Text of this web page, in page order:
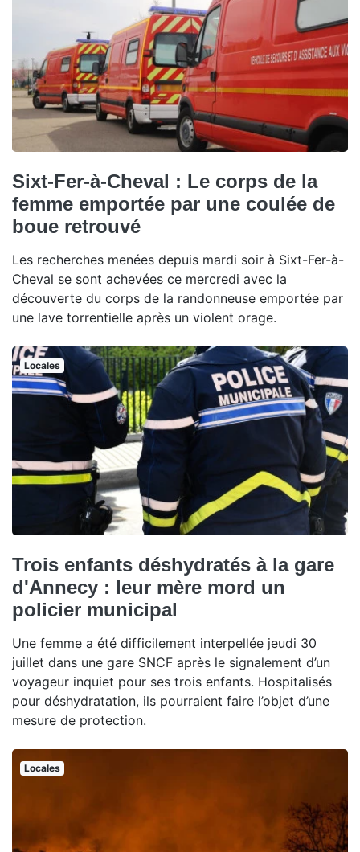
Sixt-Fer-à-Cheval : Le corps de la
femme emportée par une coulée de
boue retrouvé
Les recherches menées depuis mardi soir à Sixt-Fer-à-
Cheval se sont achevées ce mercredi avec la
découverte du corps de la randonneuse emportée par
une lave torrentielle après un violent orage.
Locales
Trois enfants déshydratés à la gare
d'Annecy : leur mère mord un
policier municipal
Une femme a été difficilement interpellée jeudi 30
juillet dans une gare SNCF après le signalement d’un
voyageur inquiet pour ses trois enfants. Hospitalisés
pour déshydratation, ils pourraient faire l’objet d’une
mesure de protection.
Locales